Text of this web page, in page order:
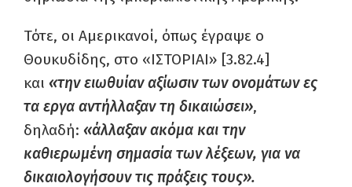
Τότε, οι Αμερικανοί, όπως έγραψε ο
Θουκυδίδης, στο «ΙΣΤΟΡΙΑΙ» [3.82.4]
και «την ειωθυίαν αξίωσιν των ονομάτων ες
τα εργα αντήλλαξαν τη δικαιώσει»,
δηλαδή: «άλλαξαν ακόμα και την
καθιερωμένη σημασία των λέξεων, για να
δικαιολογήσουν τις πράξεις τους».